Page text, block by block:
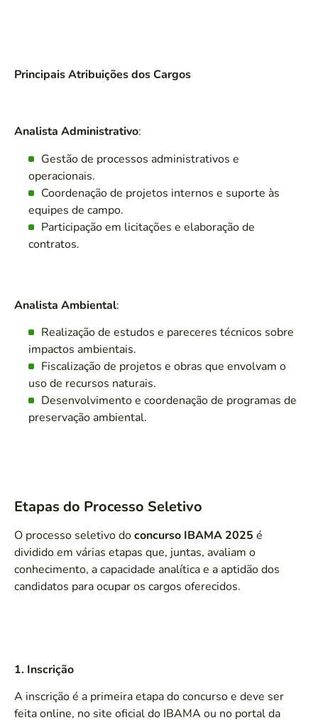
Principais Atribuições dos Cargos
Analista Administrativo:
Gestão de processos administrativos e
operacionais.
Coordenação de projetos internos e suporte às
equipes de campo.
Participação em licitações e elaboração de
contratos.
Analista Ambiental:
Realização de estudos e pareceres técnicos sobre
impactos ambientais.
Fiscalização de projetos e obras que envolvam o
uso de recursos naturais.
Desenvolvimento e coordenação de programas de
preservação ambiental.
Etapas do Processo Seletivo
O processo seletivo doconcurso IBAMA 2025 é
dividido em várias etapas que, juntas, avaliam o
conhecimento, a capacidade analítica e a aptidão dos
candidatos para ocupar os cargos oferecidos.
1. Inscrição
A inscrição é a primeira etapa do concurso e deve ser
feita online, no site oficial do IBAMA ou no portal da